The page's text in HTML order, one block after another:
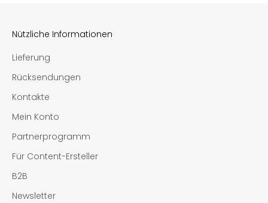
Nützliche Informationen
Lieferung
Rücksendungen
Kontakte
Mein Konto
Partnerprogramm
Für Content-Ersteller
B2B
Newsletter